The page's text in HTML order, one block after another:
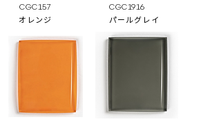
CGC157
オレンジ
CGC1916
パールグレイ